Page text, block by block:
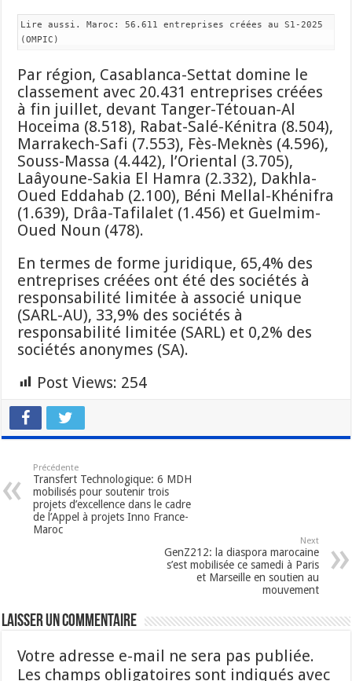
Lire aussi. Maroc: 56.611 entreprises créées au S1-2025
(OMPIC)
Par région, Casablanca-Settat domine le
classement avec 20.431 entreprises créées
à fin juillet, devant Tanger-Tétouan-Al
Hoceima (8.518), Rabat-Salé-Kénitra (8.504),
Marrakech-Safi (7.553), Fès-Meknès (4.596),
Souss-Massa (4.442), l’Oriental (3.705),
Laâyoune-Sakia El Hamra (2.332), Dakhla-
Oued Eddahab (2.100), Béni Mellal-Khénifra
(1.639), Drâa-Tafilalet (1.456) et Guelmim-
Oued Noun (478).
En termes de forme juridique, 65,4% des
entreprises créées ont été des sociétés à
responsabilité limitée à associé unique
(SARL-AU), 33,9% des sociétés à
responsabilité limitée (SARL) et 0,2% des
sociétés anonymes (SA).
Post Views: 254
Précédente
Transfert Technologique: 6 MDH
mobilisés pour soutenir trois
projets d’excellence dans le cadre
de l’Appel à projets Inno France-
Maroc
Next
GenZ212: la diaspora marocaine
s’est mobilisée ce samedi à Paris
et Marseille en soutien au
mouvement
Laisser un commentaire
Votre adresse e-mail ne sera pas publiée.
Les champs obligatoires sont indiqués avec